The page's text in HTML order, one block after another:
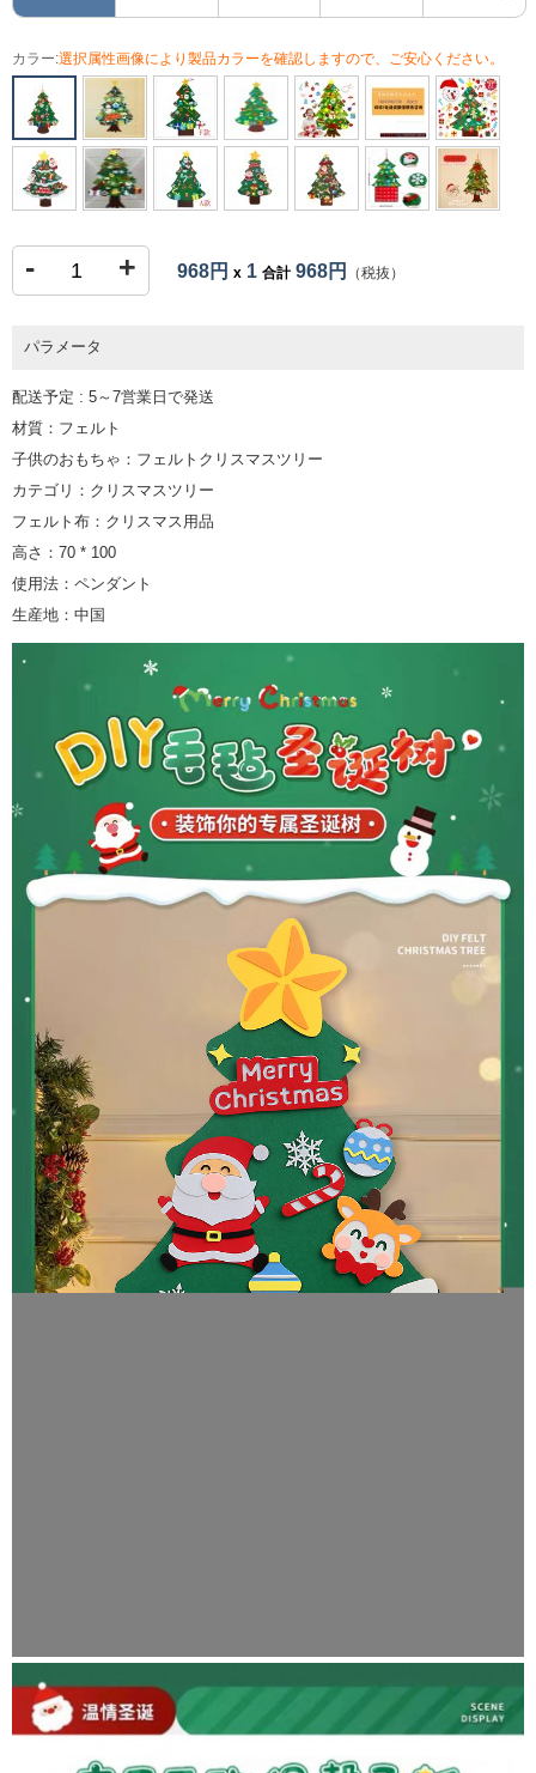
カラー:選択属性画像により製品カラーを確認しますので、ご安心ください。
- + 968円 x 1 合計968円 （税抜）
パラメータ
配送予定 : 5～7営業日で発送
材質：フェルト
子供のおもちゃ：フェルトクリスマスツリー
カテゴリ：クリスマスツリー
フェルト布：クリスマス用品
高さ：70 * 100
使用法：ペンダント
生産地：中国